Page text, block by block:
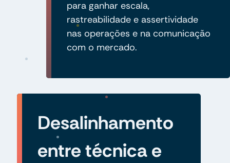
para ganhar escala,
rastreabilidade e assertividade
nas operações e na comunicação
com o mercado.
Desalinhamento
entre técnica e